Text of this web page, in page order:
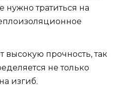
нужно тратиться на
высокую прочность, так
не только
изгиб.